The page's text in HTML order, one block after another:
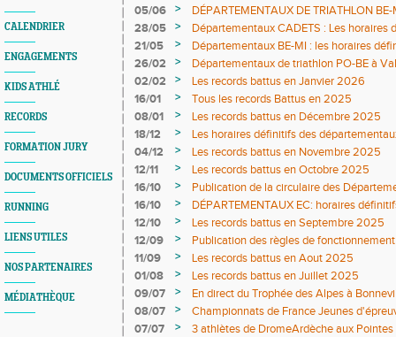
CALENDRIER
ENGAGEMENTS
KIDS ATHLÉ
RECORDS
FORMATION JURY
DOCUMENTS OFFICIELS
RUNNING
LIENS UTILES
NOS PARTENAIRES
MÉDIATHÈQUE
05/06 >
DÉPARTEMENTAUX DE TRIATHLON
définitifs sont en ligne
28/05 >
Départementaux CADETS : Les horaires
21/05
>
Départementaux BE-MI : les horaires
26/02
>
Départementaux de triathlon PO-BE à
DÉFINITIFS ET COMPO JURY
02/02 >
Les records battus en Janvier 2026
16/01
>
Tous les records Battus en 2025
08/01
>
Les records battus en Décembre 2025
18/12
>
Les horaires définitifs des
04/12
>
Les records battus en Novembre 2025
12/11
>
Les records battus en Octobre 2025
16/10
>
Publication de la circulaire des
16/10
>
DÉPARTEMENTAUX EC: horaires
12/10
>
Les records battus en Septembre 2025
12/09
>
Publication des règles de
11/09
>
Les records battus en Aout 2025
01/08
>
Les records battus en Juillet 2025
09/07
>
En direct du Trophée des Alpes à
08/07
>
Championnats de France Jeunes
07/07
>
3 athlètes de DromeArdèche aux